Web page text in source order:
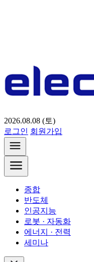
2026.08.08 (토)
로그인 회원가입
종합
반도체
인공지능
로봇 · 자동화
에너지 · 전력
세미나